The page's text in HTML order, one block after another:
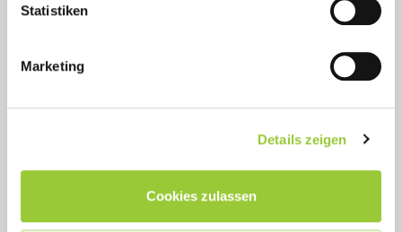
Statistiken
Marketing
Details zeigen
Cookies zulassen
Samira Hirschlein
0951 50365511
samira.hirschlein@bamberger-akademien.de